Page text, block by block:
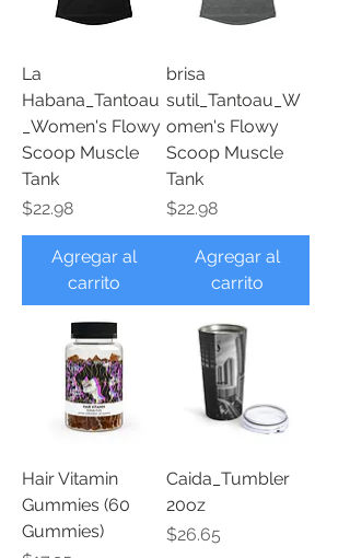
La
Habana_Tantoau
_Women's Flowy
Scoop Muscle
Tank
Precio
$22.98
Agregar al
carrito
brisa
sutil_Tantoau_W
omen's Flowy
Scoop Muscle
Tank
Precio
$22.98
Agregar al
carrito
Hair Vitamin
Gummies (60
Gummies)
Caida_Tumbler
20oz
Precio
$26.65